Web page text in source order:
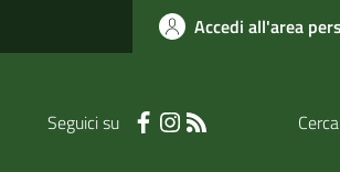
Accedi all'area
Seguici su Cerca